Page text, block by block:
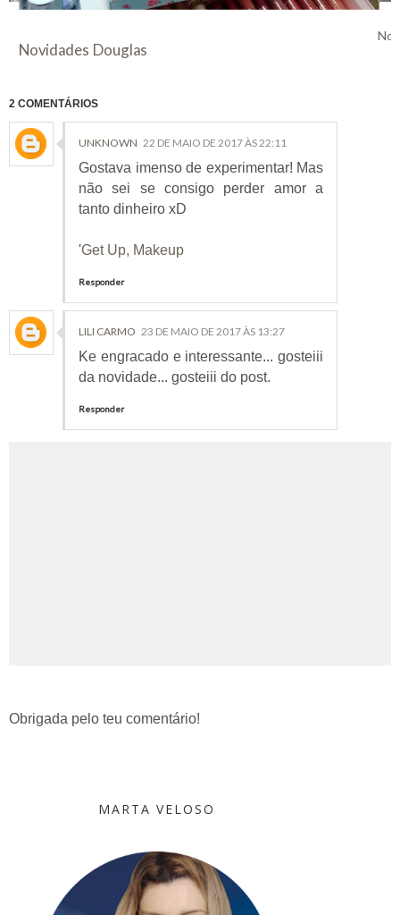
Novidades Douglas
2 COMENTÁRIOS
UNKNOWN 22 DE MAIO DE 2017 ÀS 22:11
Gostava imenso de experimentar! Mas
não sei se consigo perder amor a
tanto dinheiro xD
'Get Up, Makeup
Responder
LILI CARMO 23 DE MAIO DE 2017 ÀS 13:27
Ke engracado e interessante... gosteiii
da novidade... gosteiii do post.
Responder
Obrigada pelo teu comentário!
MARTA VELOSO